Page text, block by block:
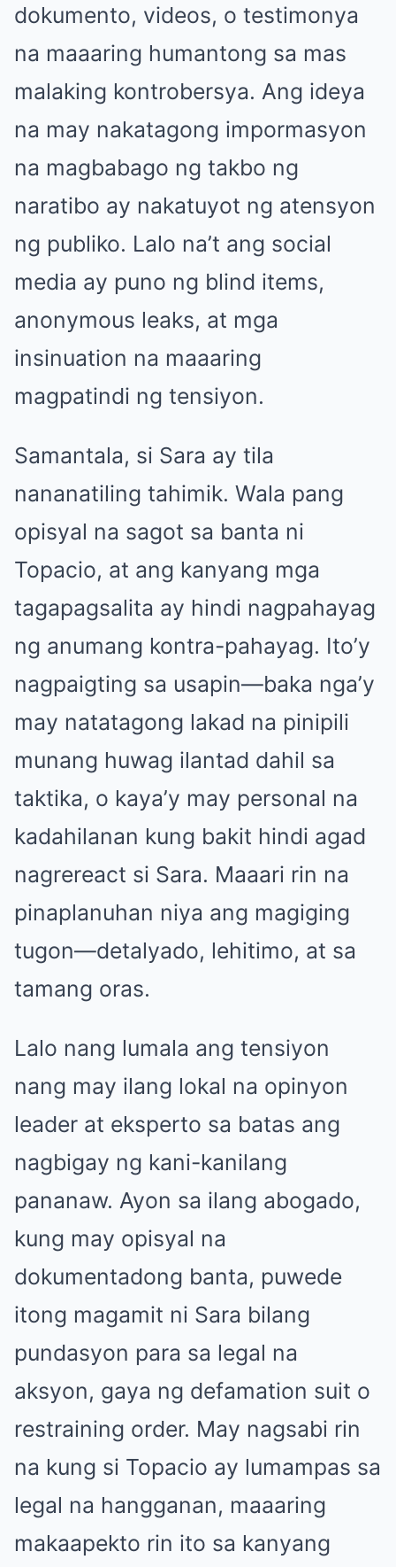
dokumento, videos, o testimonya
na maaaring humantong sa mas
malaking kontrobersya. Ang ideya
na may nakatagong impormasyon
na magbabago ng takbo ng
naratibo ay nakatuyot ng atensyon
ng publiko. Lalo na’t ang social
media ay puno ng blind items,
anonymous leaks, at mga
insinuation na maaaring
magpatindi ng tensiyon.
Samantala, si Sara ay tila
nananatiling tahimik. Wala pang
opisyal na sagot sa banta ni
Topacio, at ang kanyang mga
tagapagsalita ay hindi nagpahayag
ng anumang kontra-pahayag. Ito’y
nagpaigting sa usapin—baka nga’y
may natatagong lakad na pinipili
munang huwag ilantad dahil sa
taktika, o kaya’y may personal na
kadahilanan kung bakit hindi agad
nagrereact si Sara. Maaari rin na
pinaplanuhan niya ang magiging
tugon—detalyado, lehitimo, at sa
tamang oras.
Lalo nang lumala ang tensiyon
nang may ilang lokal na opinyon
leader at eksperto sa batas ang
nagbigay ng kani-kanilang
pananaw. Ayon sa ilang abogado,
kung may opisyal na
dokumentadong banta, puwede
itong magamit ni Sara bilang
pundasyon para sa legal na
aksyon, gaya ng defamation suit o
restraining order. May nagsabi rin
na kung si Topacio ay lumampas sa
legal na hangganan, maaaring
makaapekto rin ito sa kanyang